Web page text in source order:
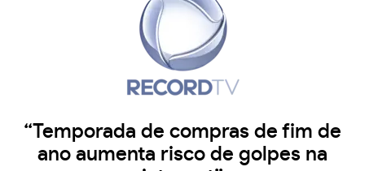
“Temporada de compras de fim de
ano aumenta risco de golpes na